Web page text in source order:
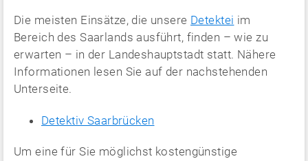
Die meisten Einsätze, die unsere Detektei im
Bereich des Saarlands ausführt, finden – wie zu
erwarten – in der Landeshauptstadt statt. Nähere
Informationen lesen Sie auf der nachstehenden
Unterseite.
Detektiv Saarbrücken
Um eine für Sie möglichst kostengünstige